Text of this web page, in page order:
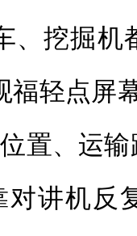
、挖掘机
福轻点屏
置、运
讲机反